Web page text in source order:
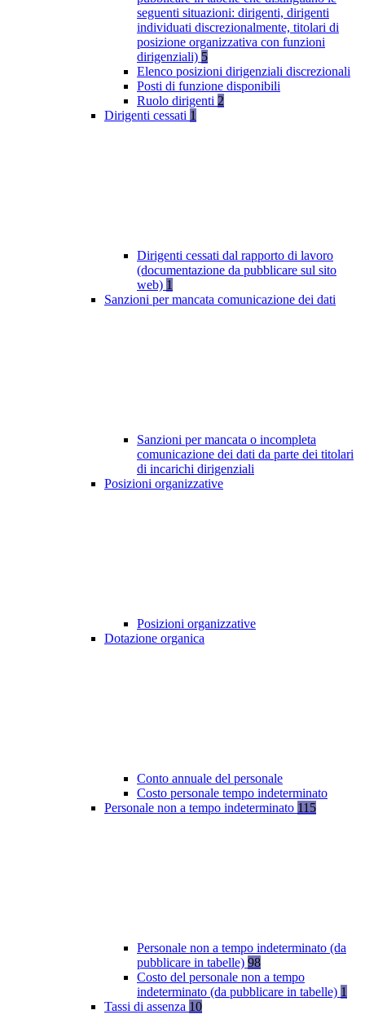
seguenti situazioni: dirigenti, dirigenti
individuati discrezionalmente, titolari di
posizione organizzativa con funzioni
dirigenziali) 5
Elenco posizioni dirigenziali discrezionali
Posti di funzione disponibili
Ruolo dirigenti 2
Dirigenti cessati 1
Dirigenti cessati dal rapporto di lavoro
(documentazione da pubblicare sul sito
web) 1
Sanzioni per mancata comunicazione dei dati
Sanzioni per mancata o incompleta
comunicazione dei dati da parte dei titolari
di incarichi dirigenziali
Posizioni organizzative
Posizioni organizzative
Dotazione organica
Conto annuale del personale
Costo personale tempo indeterminato
Personale non a tempo indeterminato 115
Personale non a tempo indeterminato (da
pubblicare in tabelle) 98
Costo del personale non a tempo
indeterminato (da pubblicare in tabelle) 1
Tassi di assenza 10